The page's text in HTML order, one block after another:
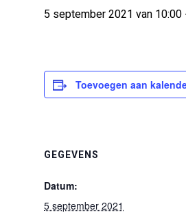
5 september 2021 van 10:00
Toevoegen aan
GEGEVENS
Datum:
5 september 2021